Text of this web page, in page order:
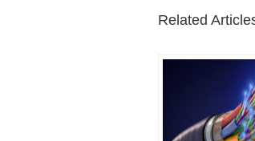
Related